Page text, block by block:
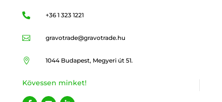
 +36 1 323 1221
 gravotrade@gravotrade.hu
 1044 Budapest, Megyeri út 51.
Kövessen minket!